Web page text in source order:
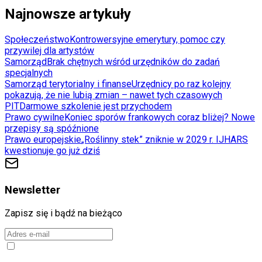
Najnowsze artykuły
SpołeczeństwoKontrowersyjne emerytury, pomoc czy
przywilej dla artystów
Samorząd Brak chętnych wśród urzędników do zadań
specjalnych
Samorząd terytorialny i finanseUrzędnicy po raz kolejny
pokazują, że nie lubią zmian – nawet tych czasowych
PITDarmowe szkolenie jest przychodem
Prawo cywilneKoniec sporów frankowych coraz bliżej? Nowe
przepisy są spóźnione
Prawo europejskie„Roślinny stek” zniknie w 2029 r. IJHARS
kwestionuje go już dziś
Newsletter
Zapisz się i bądź na bieżąco